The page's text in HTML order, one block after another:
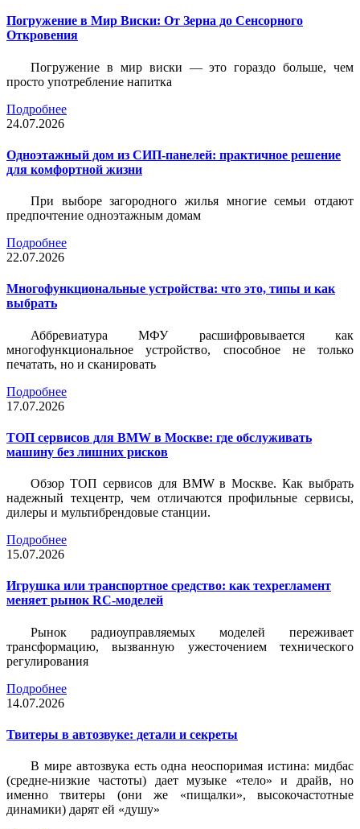
Погружение в Мир Виски: От Зерна до Сенсорного
Откровения
Погружение в мир виски — это гораздо больше, чем
просто употребление напитка
Подробнее
24.07.2026
Одноэтажный дом из СИП-панелей: практичное решение
для комфортной жизни
При выборе загородного жилья многие семьи отдают
предпочтение одноэтажным домам
Подробнее
22.07.2026
Многофункциональные устройства: что это, типы и как
выбрать
Аббревиатура МФУ расшифровывается как
многофункциональное устройство, способное не только
печатать, но и сканировать
Подробнее
17.07.2026
ТОП сервисов для BMW в Москве: где обслуживать
машину без лишних рисков
Обзор ТОП сервисов для BMW в Москве. Как выбрать
надежный техцентр, чем отличаются профильные сервисы,
дилеры и мультибрендовые станции.
Подробнее
15.07.2026
Игрушка или транспортное средство: как техрегламент
меняет рынок RC-моделей
Рынок радиоуправляемых моделей переживает
трансформацию, вызванную ужесточением технического
регулирования
Подробнее
14.07.2026
Твитеры в автозвуке: детали и секреты
В мире автозвука есть одна неоспоримая истина: мидбас
(средне-низкие частоты) дает музыке «тело» и драйв, но
именно твитеры (они же «пищалки», высокочастотные
динамики) дарят ей «душу»